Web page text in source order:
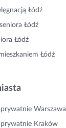
Łódź
Łódź
Łódź
Łódź
Warszawa
Kraków